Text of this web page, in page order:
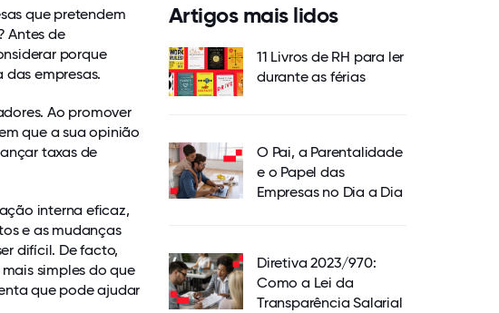
que pretendem
Antes de
porque
empresas.
Ao promover
que a sua opinião
taxas de
interna eficaz,
e as mudanças
difícil. De facto,
simples do que
que pode ajudar
Artigos mais lidos
11 Livros de RH para ler
durante as férias
O Pai, a Parentalidade
e o Papel das
Empresas no Dia a Dia
Diretiva 2023/970:
Como a Lei da
Transparência Salarial